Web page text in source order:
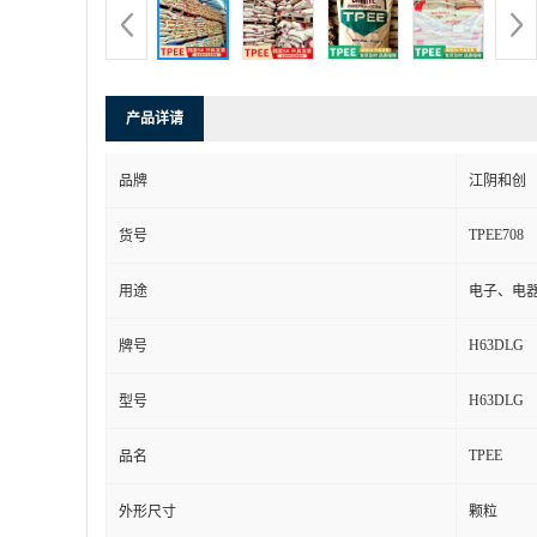
产品详请
品牌 江阴和创
货号 TPEE708
用途 电子、电
牌号 H63DLG
型号 H63DLG
品名 TPEE
外形尺寸 颗粒